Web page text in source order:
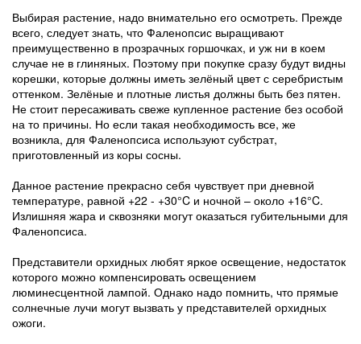
Выбирая растение, надо внимательно его осмотреть. Прежде
всего, следует знать, что Фаленопсис выращивают
преимущественно в прозрачных горшочках, и уж ни в коем
случае не в глиняных. Поэтому при покупке сразу будут видны
корешки, которые должны иметь зелёный цвет с серебристым
оттенком. Зелёные и плотные листья должны быть без пятен.
Не стоит пересаживать свеже купленное растение без особой
на то причины. Но если такая необходимость все, же
возникла, для Фаленопсиса используют субстрат,
приготовленный из коры сосны.
Данное растение прекрасно себя чувствует при дневной
температуре, равной +22 - +30°C и ночной – около +16°C.
Излишняя жара и сквозняки могут оказаться губительными для
Фаленопсиса.
Представители орхидных любят яркое освещение, недостаток
которого можно компенсировать освещением
люминесцентной лампой. Однако надо помнить, что прямые
солнечные лучи могут вызвать у представителей орхидных
ожоги.